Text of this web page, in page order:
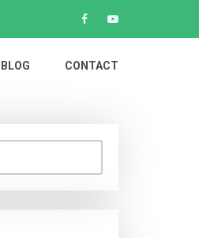
BLOG CONTACT